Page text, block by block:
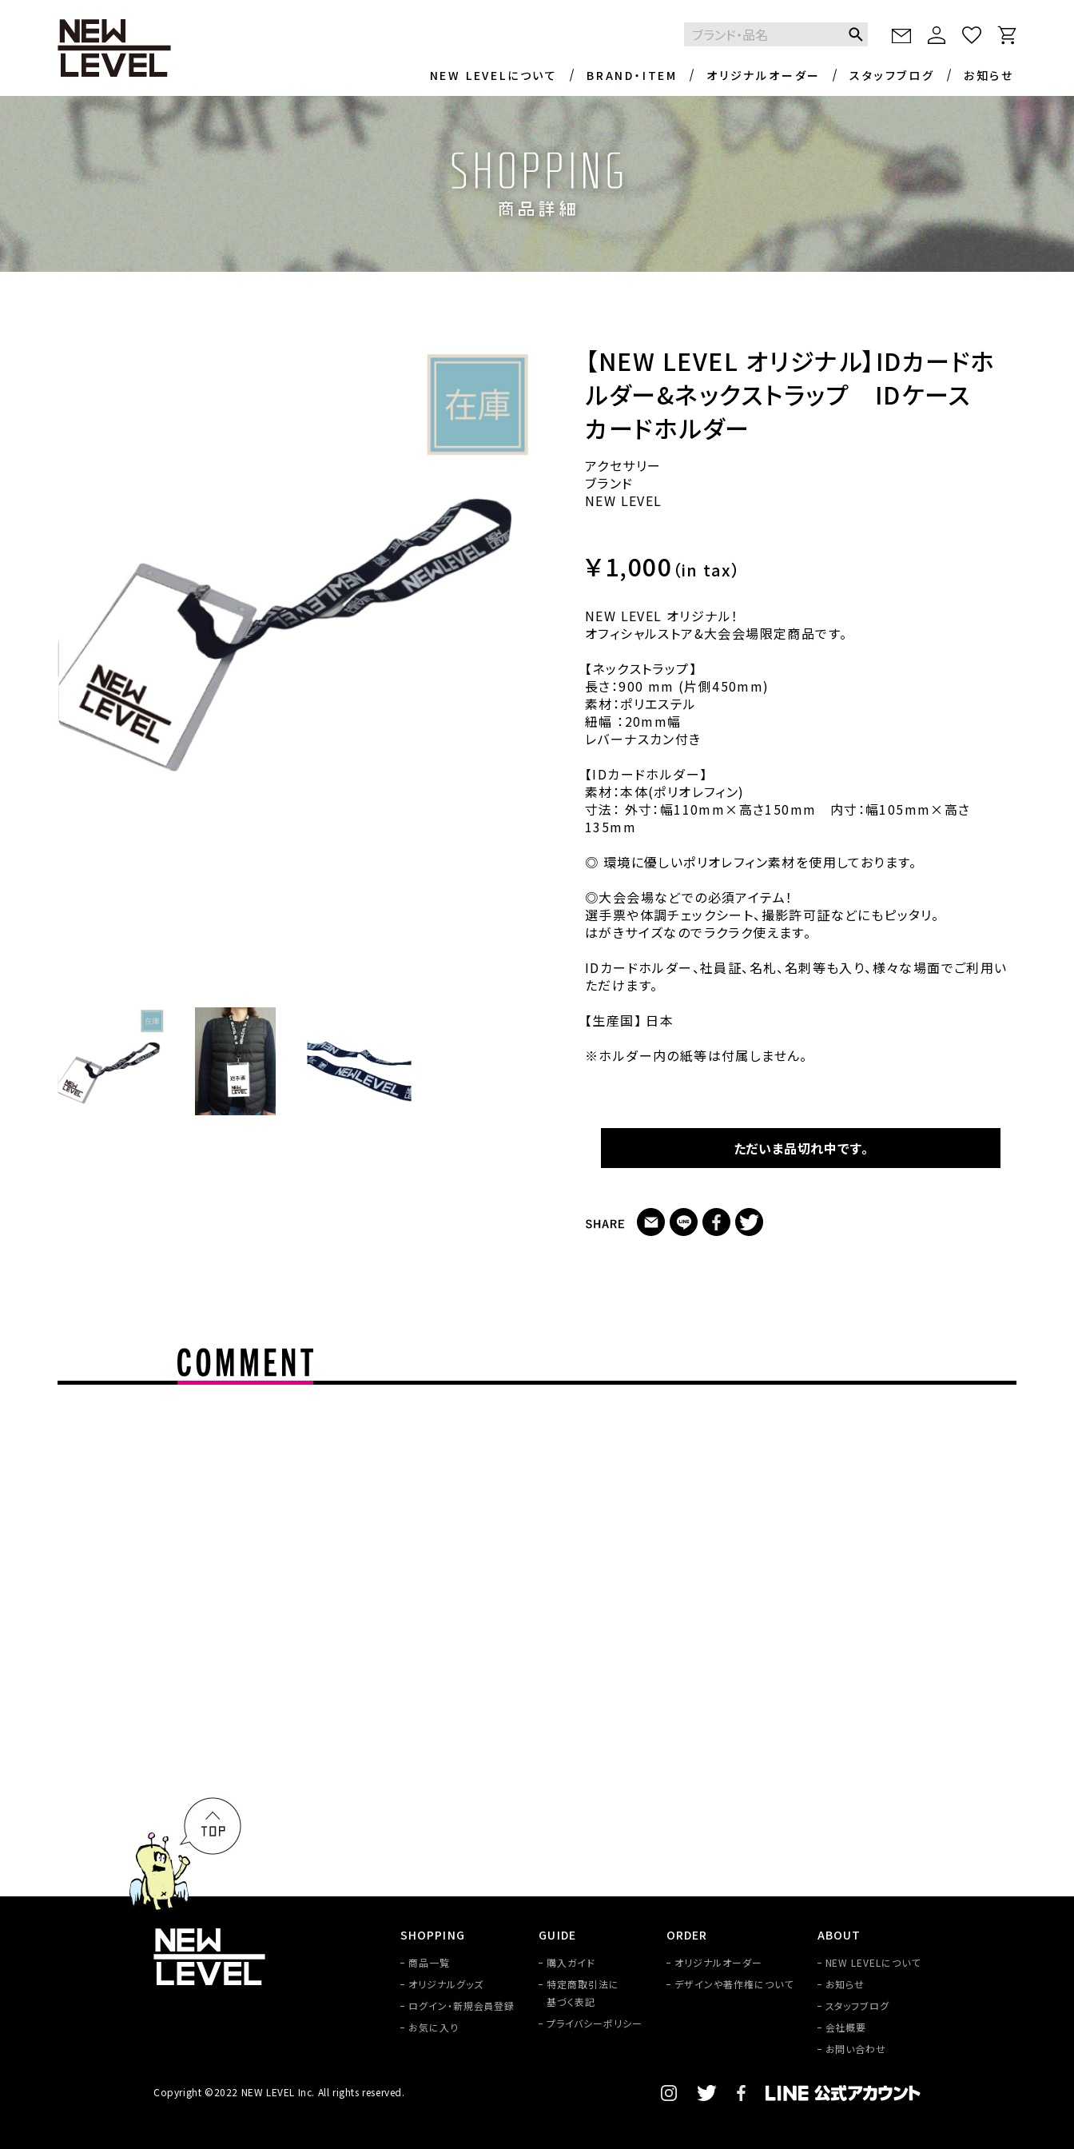
NEW LEVELについて BRAND・ITEM オリジナルオーダー スタッフブログ お知らせ
【NEW LEVEL オリジナル】IDカードホ
ルダー&ネックストラップ IDケース
カードホルダー
アクセサリー
ブランド
NEW LEVEL
￥1,000 （in tax）
NEW LEVEL オリジナル！
オフィシャルストア&大会会場限定商品です。
【ネックストラップ】
長さ：900 mm (片側450mm)
素材：ポリエステル
紐幅 ：20mm幅
レバーナスカン付き
【IDカードホルダー】
素材：本体(ポリオレフィン)
寸法： 外寸：幅110mm×高さ150mm 内寸：幅105mm×高さ
135mm
◎ 環境に優しいポリオレフィン素材を使用しております。
◎大会会場などでの必須アイテム！
選手票や体調チェックシート、撮影許可証などにもピッタリ。
はがきサイズなのでラクラク使えます。
IDカードホルダー、社員証、名札、名刺等も入り、様々な場面でご利用い
ただけます。
【生産国】 日本
※ホルダー内の紙等は付属しません。
ただいま品切れ中です。
SHOPPING
商品一覧
オリジナルグッズ
ログイン・新規会員登録
お気に入り
GUIDE
購入ガイド
特定商取引法に
基づく表記
プライバシーポリシー
ORDER
オリジナルオーダー
デザインや著作権について
ABOUT
NEW LEVELについて
お知らせ
スタッフブログ
会社概要
お問い合わせ
Copyright ©2022 NEW LEVEL Inc. All rights reserved.